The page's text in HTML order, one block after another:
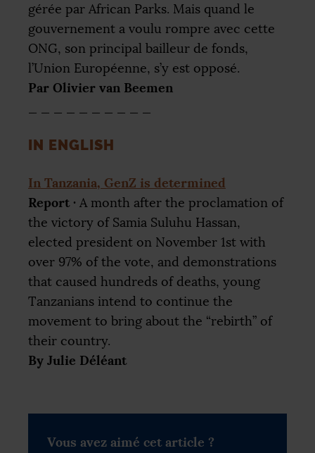
gérée par African Parks. Mais quand le
gouvernement a voulu rompre avec cette
ONG, son principal bailleur de fonds,
l’Union Européenne, s’y est opposé.
Par Olivier van Beemen
IN ENGLISH
In Tanzania, GenZ is determined
Report · A month after the proclamation of
the victory of Samia Suluhu Hassan,
elected president on November 1st with
over 97% of the vote, and demonstrations
that caused hundreds of deaths, young
Tanzanians intend to continue the
movement to bring about the “rebirth” of
their country.
By Julie Déléant
Vous avez aimé cet article ?